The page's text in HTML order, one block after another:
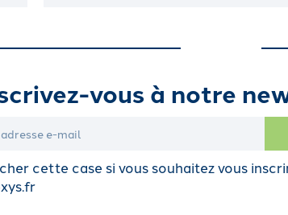
vous à notre
cette case si vous souhaitez vous